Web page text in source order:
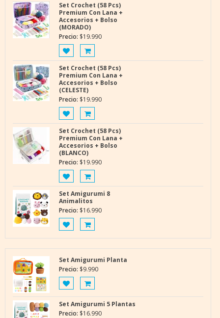
Set Crochet (58 Pcs)
Premium Con Lana +
Accesorios + Bolso
(MORADO)
Precio: $19.990
Set Crochet (58 Pcs)
Premium Con Lana +
Accesorios + Bolso
(CELESTE)
Precio: $19.990
Set Crochet (58 Pcs)
Premium Con Lana +
Accesorios + Bolso
(BLANCO)
Precio: $19.990
Set Amigurumi 8
Animalitos
Precio: $16.990
Set Amigurumi Planta
Precio: $9.990
Set Amigurumi 5 Plantas
Precio: $16.990